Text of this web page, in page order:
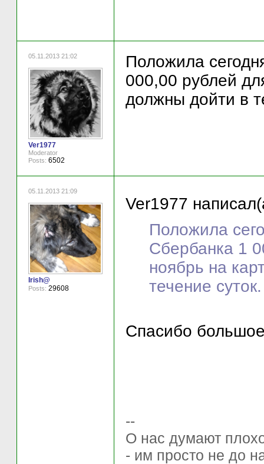
05.11.2013 21:02
Ver1977
Moderator
Posts: 6502
Положила
000,00 рублей
должны дойти в
05.11.2013 21:09
Irish@
Posts: 29608
Ver1977
Положила
Сбербанка 1
ноябрь на
течение суток.
Спасибо
--
О нас думают
- им просто не до